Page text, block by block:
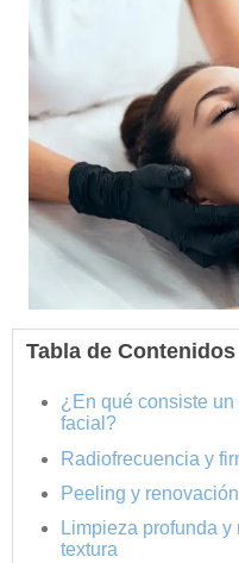
Tabla de Contenidos
¿En qué consiste
facial?
Radiofrecuencia y
Peeling y
Limpieza profunda
textura